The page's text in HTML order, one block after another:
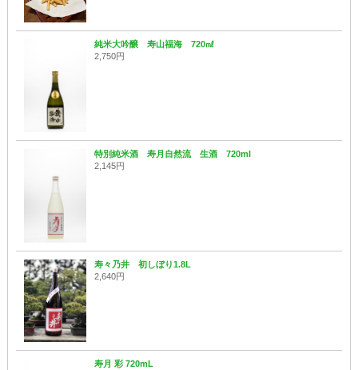
純米大吟醸 寿山福海 720㎖
2,750円
特別純米酒 寿月自然流 生酒 720ml
2,145円
寿々乃井 初しぼり1.8L
2,640円
寿月 彩 720mL